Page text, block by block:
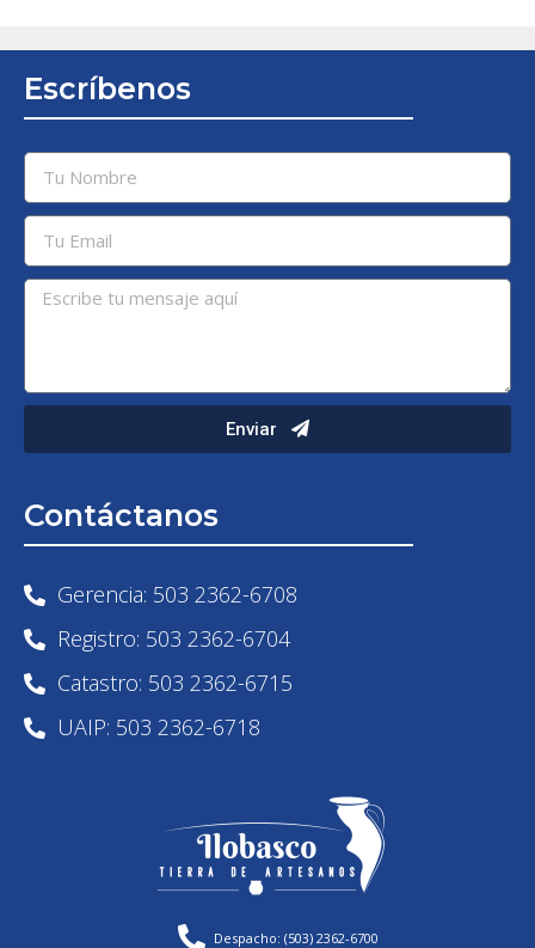
Despacho: (503) 2362-6700
Contáctanos
Gerencia: 503 2362-6708
Registro: 503 2362-6704
Catastro: 503 2362-6715
UAIP: 503 2362-6718
Escríbenos
Enviar